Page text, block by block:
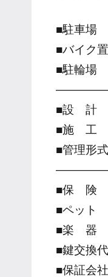
■駐車場
■バイク
■駐輪
■設 計
■施 工
■管理
■保 険
■ペット
■楽
■鍵交換
■保証会